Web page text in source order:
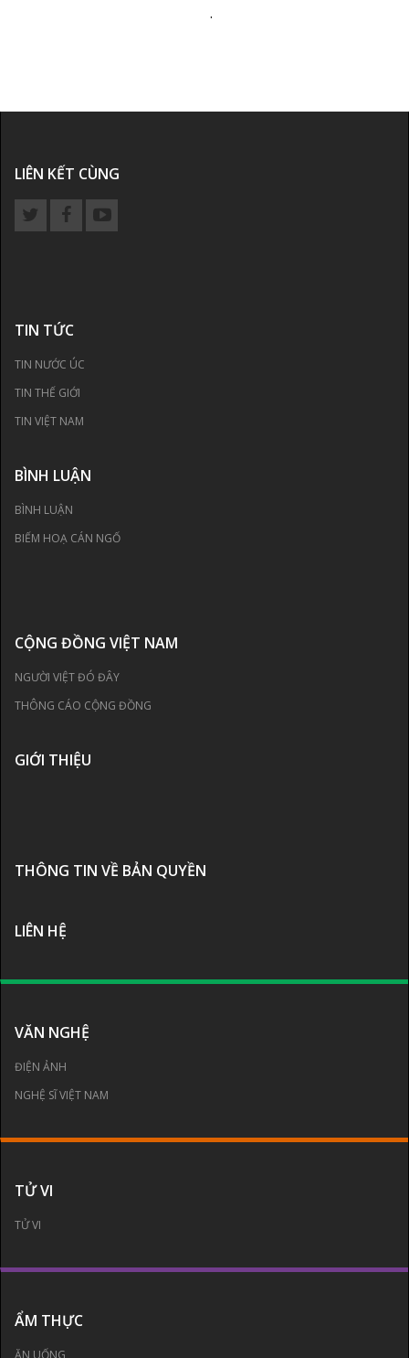
.
LIÊN KẾT CÙNG
TIN TỨC
TIN NƯỚC ÚC
TIN THẾ GIỚI
TIN VIỆT NAM
BÌNH LUẬN
BÌNH LUẬN
BIẾM HOẠ CÁN NGỐ
CỘNG ĐỒNG VIỆT NAM
NGƯỜI VIỆT ĐÓ ĐÂY
THÔNG CÁO CỘNG ĐỒNG
GIỚI THIỆU
THÔNG TIN VỀ BẢN QUYỀN
LIÊN HỆ
VĂN NGHỆ
ĐIỆN ẢNH
NGHỆ SĨ VIỆT NAM
TỬ VI
TỬ VI
ẨM THỰC